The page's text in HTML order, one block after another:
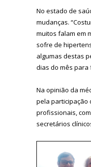
No estado de
mudanças.
muitos falam em
sofre de
algumas destas
dias do mês para
Na opinião da
pela participação
profissionais,
secretários